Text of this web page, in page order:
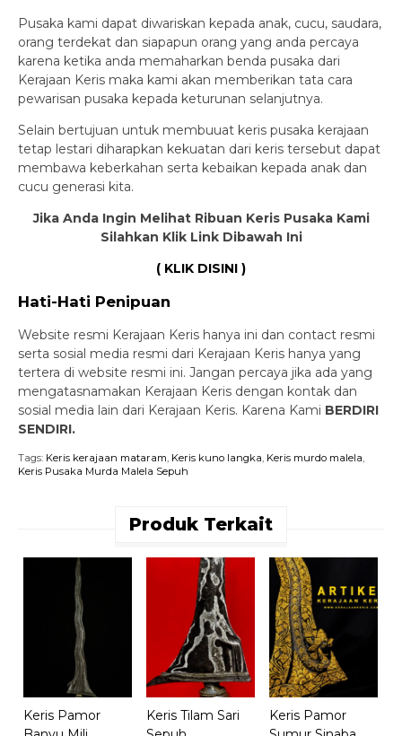
Pusaka kami dapat diwariskan kepada anak, cucu, saudara,
orang terdekat dan siapapun orang yang anda percaya
karena ketika anda memaharkan benda pusaka dari
Kerajaan Keris maka kami akan memberikan tata cara
pewarisan pusaka kepada keturunan selanjutnya.
Selain bertujuan untuk membuuat keris pusaka kerajaan
tetap lestari diharapkan kekuatan dari keris tersebut dapat
membawa keberkahan serta kebaikan kepada anak dan
cucu generasi kita.
Jika Anda Ingin Melihat Ribuan Keris Pusaka Kami
Silahkan Klik Link Dibawah Ini
( KLIK DISINI )
Hati-Hati Penipuan
Website resmi Kerajaan Keris hanya ini dan contact resmi
serta sosial media resmi dari Kerajaan Keris hanya yang
tertera di website resmi ini. Jangan percaya jika ada yang
mengatasnamakan Kerajaan Keris dengan kontak dan
sosial media lain dari Kerajaan Keris. Karena Kami BERDIRI
SENDIRI.
Tags: Keris kerajaan mataram Keris kuno langka Keris murdo malela
Keris Pusaka Murda Malela Sepuh
Produk Terkait
Keris Pamor
Keris Tilam Sari
Keris Pamor